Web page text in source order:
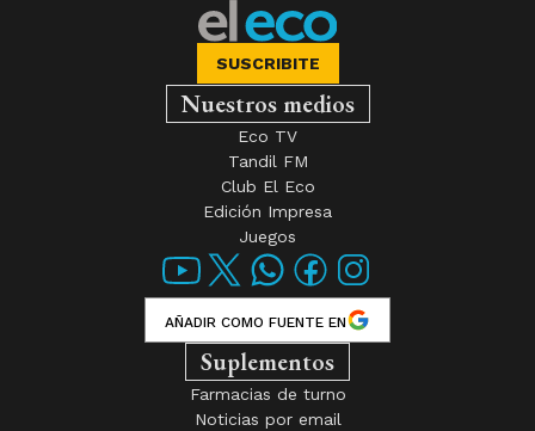
SUSCRIBITE
Nuestros medios
Eco TV
Tandil FM
Club El Eco
Edición Impresa
Juegos
AÑADIR COMO FUENTE EN
Suplementos
Farmacias de turno
Noticias por email